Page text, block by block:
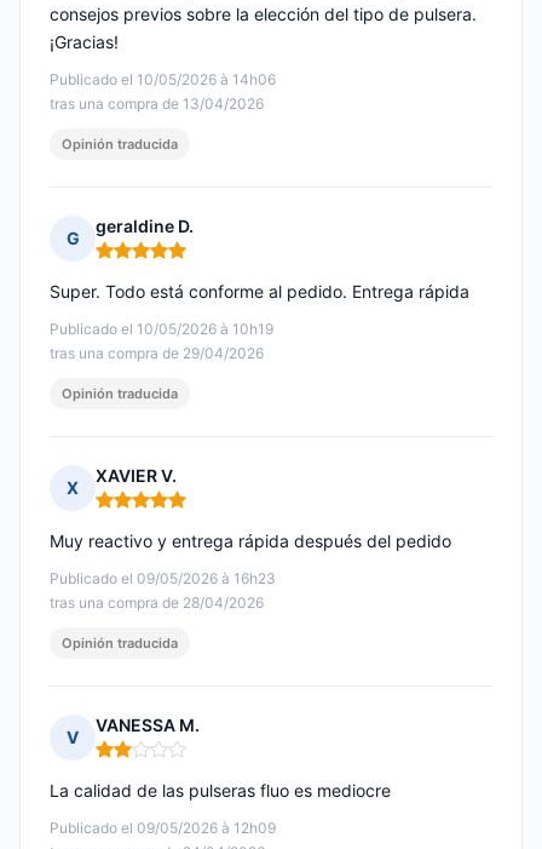
Publicado el 10/05/2026 à 14h06
tras una compra de 13/04/2026
consejos previos sobre la elección del tipo de pulsera.
¡Gracias!
Opinión traducida
G
geraldine D.
Nota: 5 de 5
Publicado el 10/05/2026 à 10h19
tras una compra de 29/04/2026
Super. Todo está conforme al pedido. Entrega rápida
Opinión traducida
X
XAVIER V.
Nota: 5 de 5
Publicado el 09/05/2026 à 16h23
tras una compra de 28/04/2026
Muy reactivo y entrega rápida después del pedido
Opinión traducida
V
VANESSA M.
Nota: 2 de 5
Publicado el 09/05/2026 à 12h09
La calidad de las pulseras fluo es mediocre